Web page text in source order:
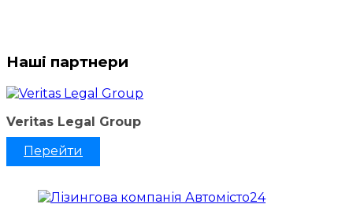
Наші партнери
Veritas Legal Group
Перейти